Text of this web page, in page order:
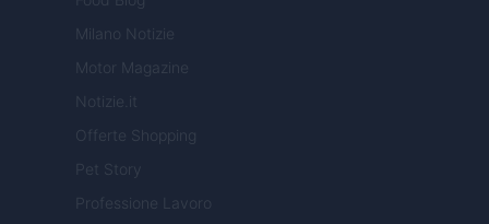
Milano Notizie
Motor Magazine
Notizie.it
Offerte Shopping
Pet Story
Professione Lavoro